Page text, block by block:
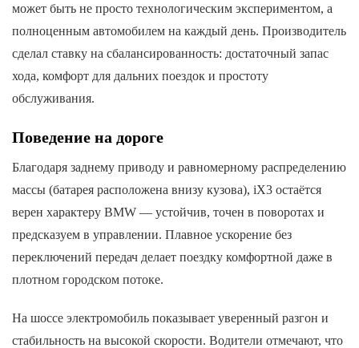
может быть не просто технологическим экспериментом, а
полноценным автомобилем на каждый день. Производитель
сделал ставку на сбалансированность: достаточный запас
хода, комфорт для дальних поездок и простоту
обслуживания.
Поведение на дороге
Благодаря заднему приводу и равномерному распределению
массы (батарея расположена внизу кузова), iX3 остаётся
верен характеру BMW — устойчив, точен в поворотах и
предсказуем в управлении. Плавное ускорение без
переключений передач делает поездку комфортной даже в
плотном городском потоке.
На шоссе электромобиль показывает уверенный разгон и
стабильность на высокой скорости. Водители отмечают, что